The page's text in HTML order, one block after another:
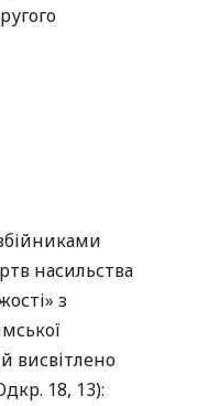
насильства
з
висвітлено
18, 13):